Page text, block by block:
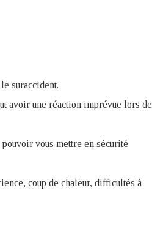
suraccident.
avoir une réaction imprévue lors de
vous mettre en sécurité
coup de chaleur, difficultés à